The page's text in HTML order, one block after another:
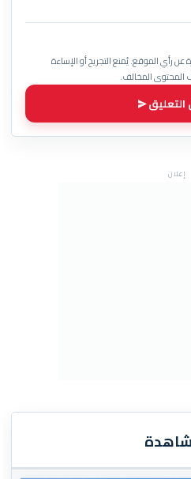
عن رأي الموقع. يُمنع التجريح أو الإساءة
المخالف.
التعليق
إعلان